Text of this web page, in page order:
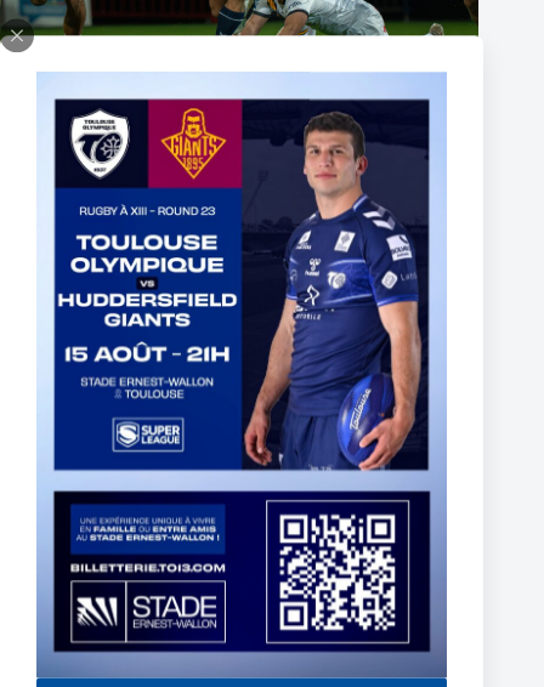
The End of Reubenn Rennie’s Olympian Journey
6 août 2026